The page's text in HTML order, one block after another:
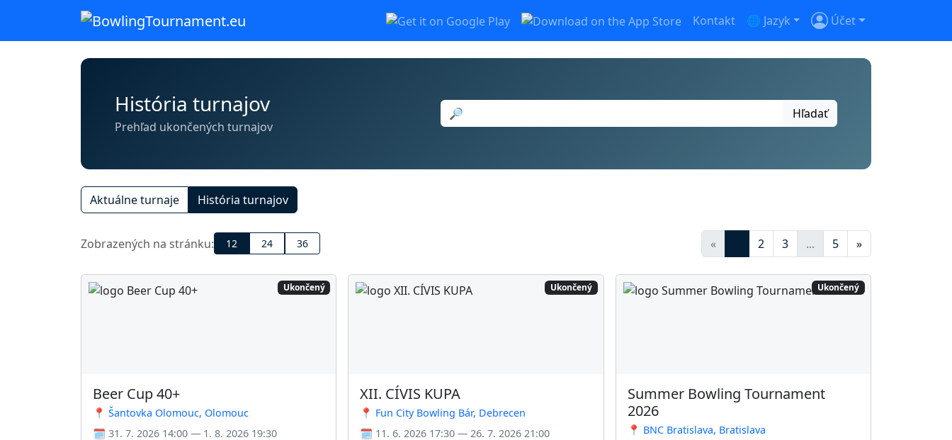
Kontakt 🌐 Jazyk Účet
História turnajov
Prehľad ukončených turnajov
🔎 Hľadať
Aktuálne turnaje História turnajov
Zobrazených na stránku: 12 24 36 « 2 3 ... 5 »
Ukončený
Beer Cup 40+
📍 Šantovka Olomouc, Olomouc
🗓️ 31. 7. 2026 14:00 — 1. 8. 2026 19:30
Ukončený
XII. CÍVIS KUPA
📍 Fun City Bowling Bár, Debrecen
🗓️ 11. 6. 2026 17:30 — 26. 7. 2026 21:00
Ukončený
Summer Bowling Tournament
2026
📍 BNC Bratislava, Bratislava